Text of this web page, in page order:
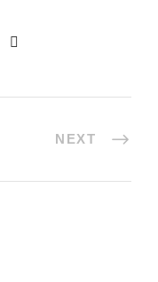
NEXT